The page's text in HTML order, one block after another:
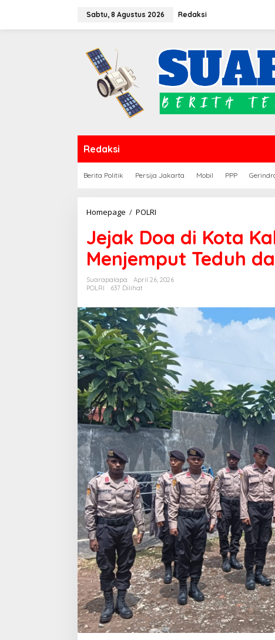
konten
Sabtu, 8 Agustus 2026 Redaksi
Redaksi
Berita Politik Persija Jakarta Mobil PPP
Homepage / POLRI
di
Kota
Kalong:
Kala
Siswa
Menjemput
Teduh
dalam
Tugas
Jejak Doa di Kota
Menjemput Teduh
Suarapalapa
April 26, 2026
POLRI
637 Dilihat